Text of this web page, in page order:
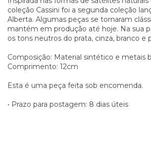
coleção Cassini foi a segunda coleção
Alberta. Algumas peças se tornaram
mantém em produção até hoje. Na sua
os tons neutros do prata, cinza, branco e
Composição: Material sintético e metais
Comprimento: 12cm
Esta é uma peça feita sob encomenda.
• Prazo para postagem: 8 dias úteis